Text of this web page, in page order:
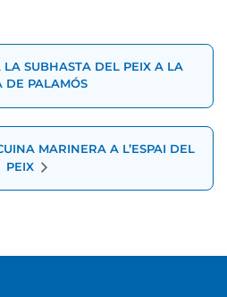
LA SUBHASTA DEL PEIX A LA
DE PALAMÓS
MARINERA A L’ESPAI DEL
PEIX